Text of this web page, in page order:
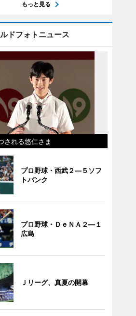
もっと見る
ドフォトニュース
される悠仁さま
プロ野球・西武２―５ソフ
トバンク
プロ野球・ＤｅＮＡ２―１
広島
Ｊリーグ、真夏の開幕